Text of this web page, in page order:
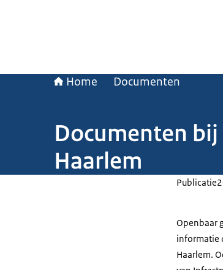
Home Documenten
Documenten
Haarlem
Publicatie
Openbaar
informatie
Haarlem.